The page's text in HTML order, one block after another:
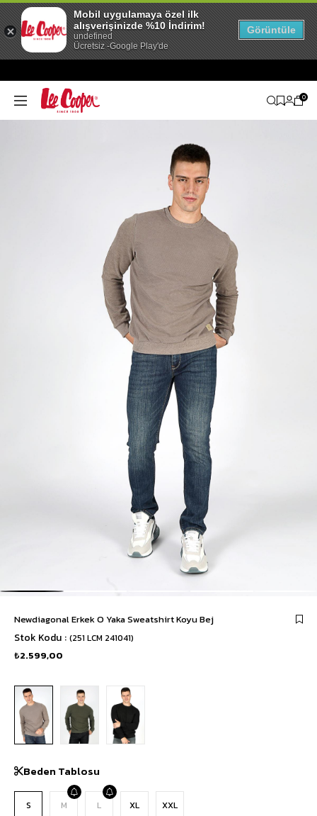
0
Newdiagonal Erkek O Yaka Sweatshirt Koyu Bej
Stok Kodu (251 LCM 241041)
₺2.599,00
Beden Tablosu
S M L XL XXL
Mobil uygulamaya özel ilk
alışverişinizde %10 İndirim!
undefined
Ücretsiz -Google Play'de
Görüntüle